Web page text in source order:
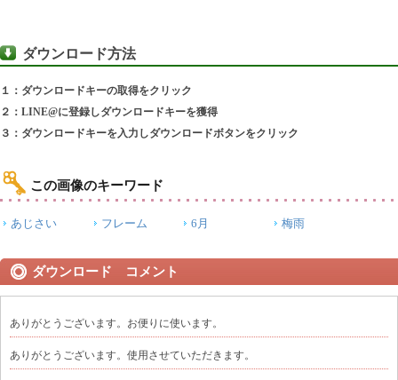
ダウンロード方法
１：ダウンロードキーの取得をクリック
２：LINE@に登録しダウンロードキーを獲得
３：ダウンロードキーを入力しダウンロードボタンをクリック
この画像のキーワード
あじさい フレーム 6月 梅雨
ダウンロード コメント
ありがとうございます。お便りに使います。
ありがとうございます。使用させていただきます。